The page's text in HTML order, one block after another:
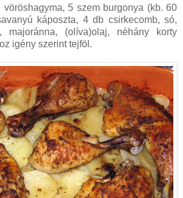
vöröshagyma, 5 szem burgonya (kb. 60
káposzta, 4 db csirkecomb, só,
majoránna, (olíva)olaj, néhány korty
igény szerint tejföl.